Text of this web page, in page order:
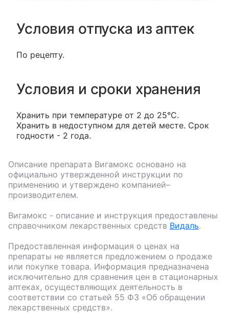
Условия отпуска из аптек
По рецепту.
Условия и сроки хранения
Хранить при температуре от 2 до 25°С.
Хранить в недоступном для детей месте. Срок
годности - 2 года.
Описание препарата Вигамокс основано на
официально утвержденной инструкции по
применению и утверждено компанией–
производителем.
Вигамокс - описание и инструкция предоставлены
справочником лекарственных средств Видаль.
Предоставленная информация о ценах на
препараты не является предложением о продаже
или покупке товара. Информация предназначена
исключительно для сравнения цен в стационарных
аптеках, осуществляющих деятельность в
соответствии со статьей 55 ФЗ «Об обращении
лекарственных средств».